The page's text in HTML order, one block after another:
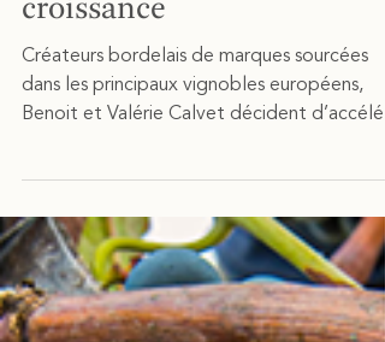
28 avr. 2021 2 min de lecture
La Maison BVC s’adosse à
Créateurs bordelais de marques sourcées
dans les principaux vignobles européens,
Benoit et Valérie Calvet décident
le...